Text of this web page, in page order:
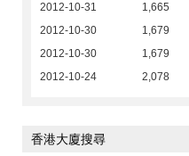
2012-10-31
1,665
2012-10-30
1,679
2012-10-30
1,679
2012-10-24
2,078
香港大廈搜尋